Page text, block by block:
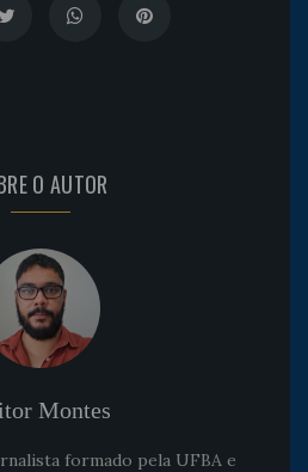
O AUTOR
Montes
formado pela UFBA e